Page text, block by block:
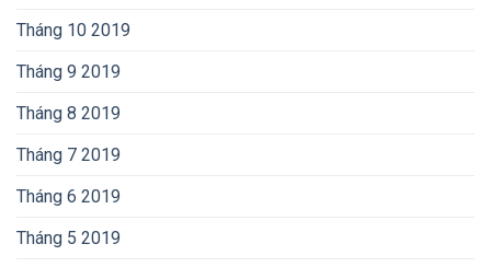
Tháng 10 2019
Tháng 9 2019
Tháng 8 2019
Tháng 7 2019
Tháng 6 2019
Tháng 5 2019